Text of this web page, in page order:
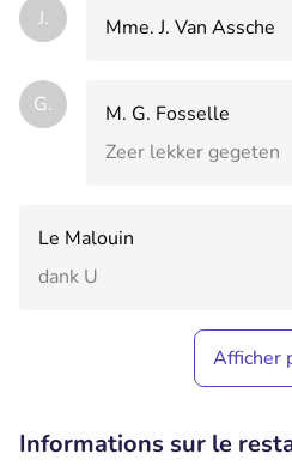
J. Mme. J. Van Assche
G.
M. G. Fosselle
Zeer lekker gegeten
Le Malouin
dank U
Afficher
Informations sur le